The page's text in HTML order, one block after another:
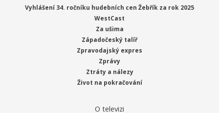
Vyhlášení 34. ročníku hudebních cen Žebřík za rok 2025
WestCast
Za ušima
Západočeský talíř
Zpravodajský expres
Zprávy
Ztráty a nálezy
Život na pokračování
O televizi